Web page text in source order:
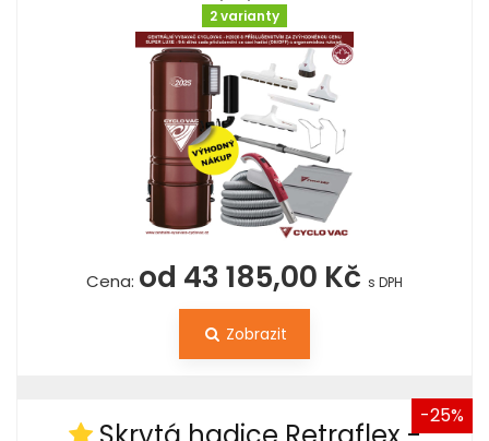
2 varianty
Cena: od 43 185,00 Kč s DPH
Zobrazit
-25%